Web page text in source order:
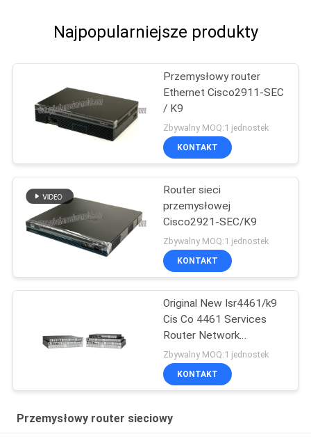
Najpopularniejsze produkty
Przemysłowy router
Ethernet Cisco2911-SEC
/ K9
Zbywalny MOQ:1 jednostek
KONTAKT
Router sieci
przemysłowej
Cisco2921-SEC/K9
Zbywalny MOQ:1 jednostek
KONTAKT
Original New Isr4461/k9
Cis Co 4461 Services
Router Network
PouterISR4461/K9
Zbywalny MOQ:1 jednostek
KONTAKT
Przemysłowy router sieciowy